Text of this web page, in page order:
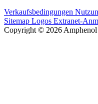
Verkaufsbedingungen
Sitemap Logos Extranet-
Copyright © 2026